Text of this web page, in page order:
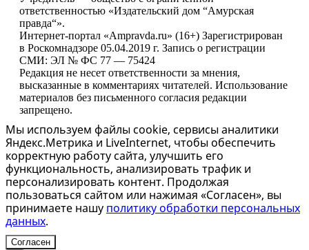
ответственностью «Издательский дом “Амурская
правда“».
Интернет-портал «Ampravda.ru» (16+) Зарегистрирован
в Роскомнадзоре 05.04.2019 г. Запись о регистрации
СМИ: ЭЛ № ФС 77 — 75424
Редакция не несет ответственности за мнения,
высказанные в комментариях читателей. Использование
материалов без письменного согласия редакции
запрещено.
Мы используем файлы cookie, сервисы аналитики
Яндекс.Метрика и LiveInternet, чтобы обеспечить
корректную работу сайта, улучшить его
функциональность, анализировать трафик и
персонализировать контент. Продолжая
пользоваться сайтом или нажимая «Согласен», вы
принимаете нашу политику обработки персональных
данных.
Согласен